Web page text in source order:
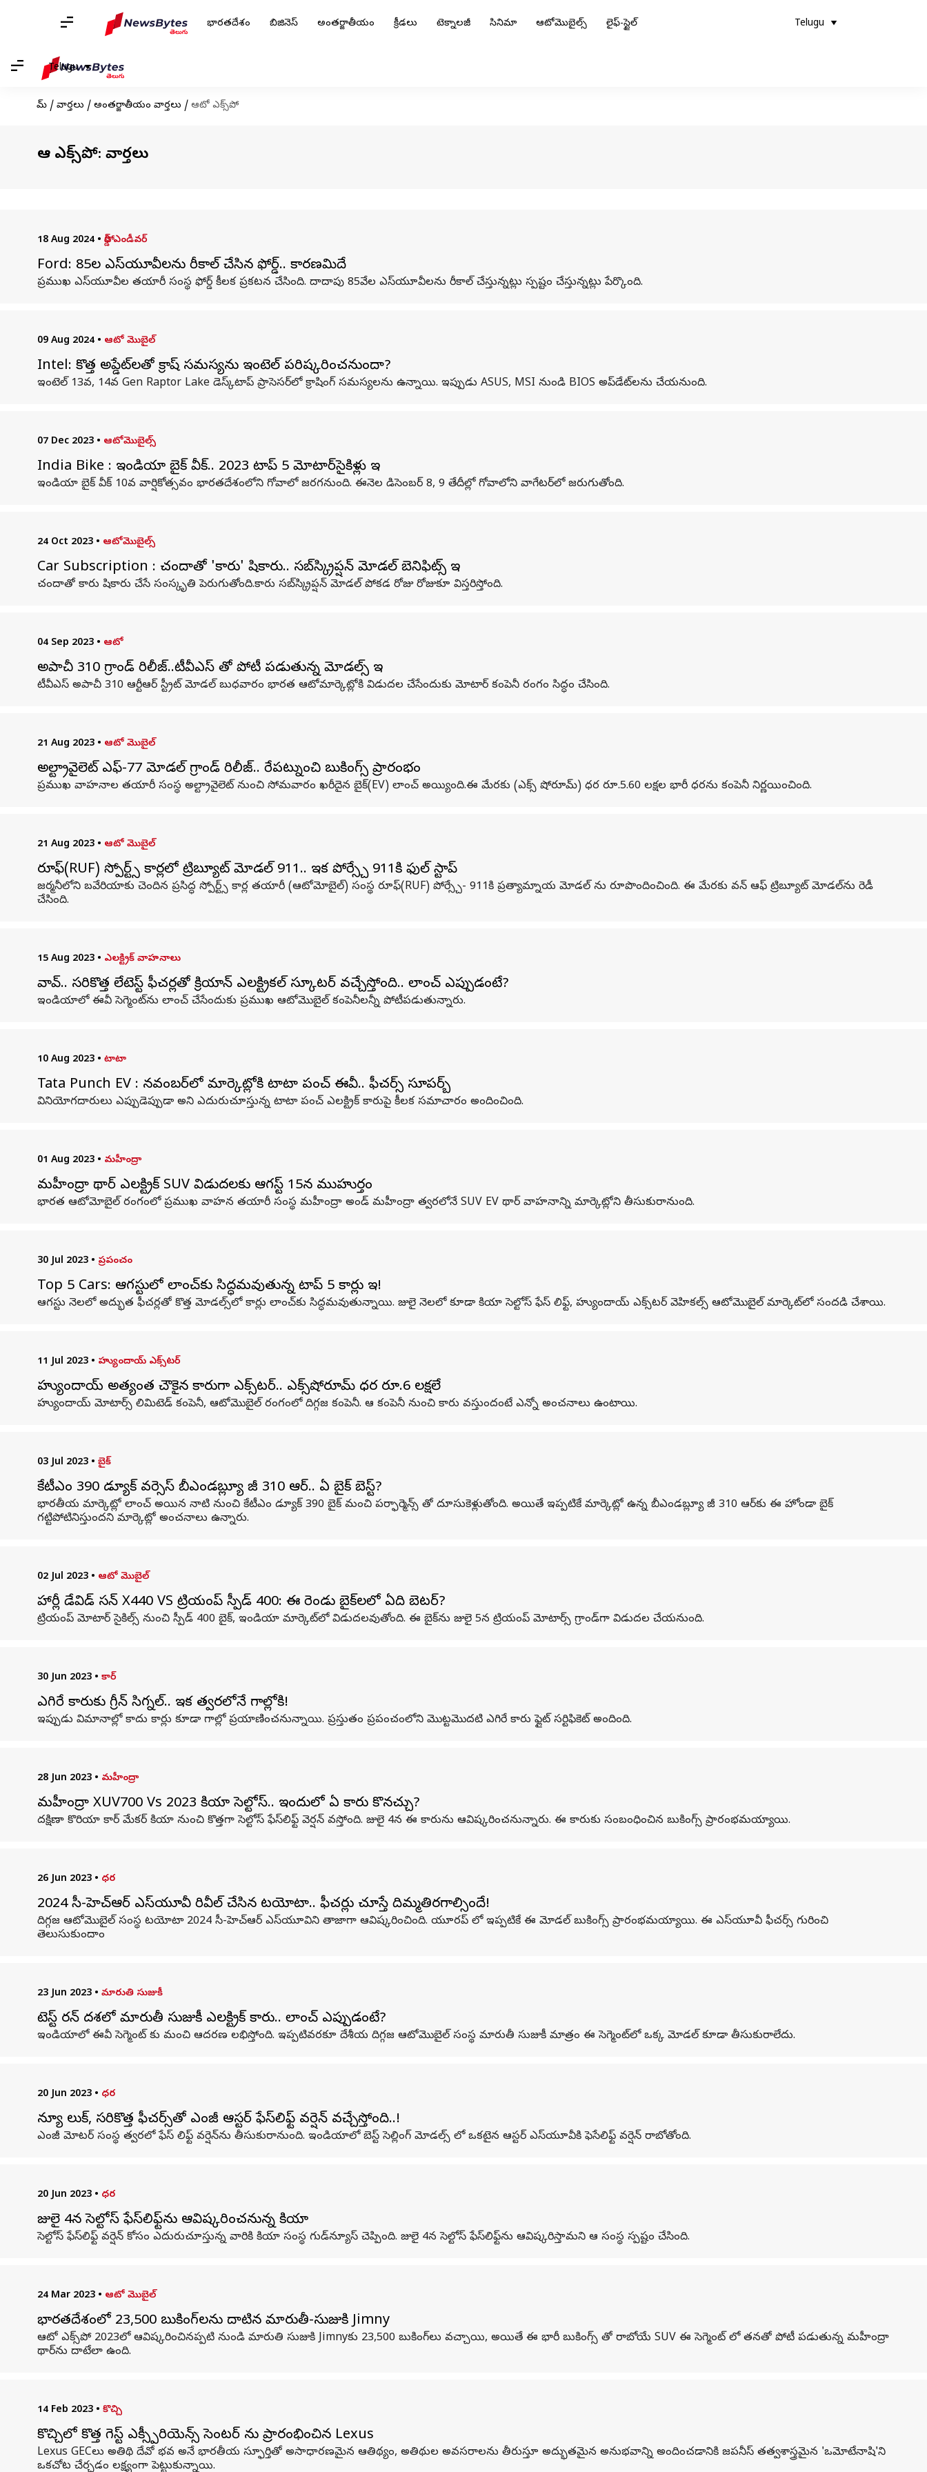
భారతదేశం బిజినెస్ అంతర్జాతీయం క్రీడలు టెక్నాలజీ సినిమా ఆటోమొబైల్స్ లైఫ్-స్టైల్ Telugu
Telugu
హోమ్ / వార్తలు / అంతర్జాతీయం వార్తలు / ఆటో ఎక్స్‌పో
ఆటో ఎక్స్‌పో: వార్తలు
18 Aug 2024 • ఫోర్డ్ ఎండీవర్
Ford: 85వేల ఎస్‌యూవీలను రీకాల్ చేసిన ఫోర్డ్.. కారణమిదే
ప్రముఖ ఎస్‌యూవీల తయారీ సంస్థ ఫోర్డ్ కీలక ప్రకటన చేసింది. దాదాపు 85వేల ఎస్‌యూవీలను రీకాల్ చేస్తున్నట్లు స్పష్టం చేస్తున్నట్లు పేర్కొంది.
09 Aug 2024 • ఆటో మొబైల్
Intel: కొత్త అప్డేట్‌లతో క్రాష్ సమస్యను ఇంటెల్ పరిష్కరించనుందా?
ఇంటెల్ 13వ, 14వ Gen Raptor Lake డెస్క్‌టాప్ ప్రాసెసర్‌లో క్రాషింగ్ సమస్యలను ఉన్నాయి. ఇప్పుడు ASUS, MSI నుండి BIOS అప్‌డేట్‌లను చేయనుంది.
07 Dec 2023 • ఆటోమొబైల్స్
India Bike : ఇండియా బైక్ వీక్.. 2023 టాప్ 5 మోటార్‌సైకిళ్లు ఇవే
ఇండియా బైక్ వీక్ 10వ వార్షికోత్సవం భారతదేశంలోని గోవాలో జరగనుంది. ఈనెల డిసెంబర్ 8, 9 తేదీల్లో గోవాలోని వాగేటర్‌లో జరుగుతోంది.
24 Oct 2023 • ఆటోమొబైల్స్
Car Subscription : చందాతో 'కారు' షికారు.. సబ్‌స్క్రిప్షన్‌ మోడల్‌ బెనిఫిట్స్ ఇవే
చందాతో కారు షికారు చేసే సంస్కృతి పెరుగుతోంది.కారు సబ్‌స్క్రిప్షన్‌ మోడల్‌ పోకడ రోజు రోజుకూ విస్తరిస్తోంది.
04 Sep 2023 • ఆటో
అపాచీ 310 గ్రాండ్ రిలీజ్..టీవీఎస్ తో పోటీ పడుతున్న మోడల్స్ ఇవే
టీవీఎస్ అపాచీ 310 ఆర్టీఆర్ స్ట్రీట్‌ మోడల్ బుధవారం భారత ఆటోమార్కెట్లోకి విడుదల చేసేందుకు మోటార్ కంపెనీ రంగం సిద్ధం చేసింది.
21 Aug 2023 • ఆటో మొబైల్
అల్ట్రావైలెట్ ఎఫ్-77 మోడల్ గ్రాండ్ రిలీజ్.. రేపట్నుంచి బుకింగ్స్ ప్రారంభం
ప్రముఖ వాహనాల తయారీ సంస్థ అల్ట్రావైలెట్ నుంచి సోమవారం ఖరీదైన బైక్(EV) లాంచ్ అయ్యింది.ఈ మేరకు (ఎక్స్ షోరూమ్) ధర రూ.5.60 లక్షల భారీ ధరను కంపెనీ నిర్ణయించింది.
21 Aug 2023 • ఆటో మొబైల్
రూఫ్(RUF) స్పోర్ట్స్ కార్లలో ట్రిబ్యూట్ మోడల్‌ 911.. ఇక పోర్స్చే 911కి ఫుల్ స్టాప్
జర్మనీలోని బవేరియాకు చెందిన ప్రసిద్ధ స్పోర్ట్స్ కార్ల తయారీ (ఆటోమోబైల్) సంస్థ రూఫ్(RUF) పోర్స్చే- 911కి ప్రత్యామ్నాయ మోడల్ ను రూపొందించింది. ఈ మేరకు వన్ ఆఫ్ ట్రిబ్యూట్ మోడల్‌ను రెడీ
చేసింది.
15 Aug 2023 • ఎలక్ట్రిక్ వాహనాలు
వావ్.. సరికొత్త లేటెస్ట్ ఫీచర్లతో క్రియాన్ ఎలక్ట్రికల్ స్కూటర్ వచ్చేస్తోంది.. లాంచ్ ఎప్పుడంటే?
ఇండియాలో ఈవీ సెగ్మెంట్‌ను లాంచ్ చేసేందుకు ప్రముఖ ఆటోమొబైల్ కంపెనీలన్నీ పోటీపడుతున్నారు.
10 Aug 2023 • టాటా
Tata Punch EV : నవంబర్‌లో మార్కెట్లోకి టాటా పంచ్ ఈవీ.. ఫీచర్స్ సూపర్బ్
వినియోగదారులు ఎప్పుడెప్పుడా అని ఎదురుచూస్తున్న టాటా పంచ్ ఎలక్ట్రిక్ కారుపై కీలక సమాచారం అందించింది.
01 Aug 2023 • మహీంద్రా
మహీంద్రా థార్ ఎలక్ట్రిక్ SUV విడుదలకు ఆగస్ట్ 15న ముహుర్తం
భారత ఆటోమోబైల్ రంగంలో ప్రముఖ వాహన తయారీ సంస్థ మహీంద్రా అండ్ మహీంద్రా త్వరలోనే SUV EV థార్ వాహనాన్ని మార్కెట్లోని తీసుకురానుంది.
30 Jul 2023 • ప్రపంచం
Top 5 Cars: ఆగస్టులో లాంచ్‌కు సిద్ధమవుతున్న టాప్ 5 కార్లు ఇవే!
ఆగస్టు నెలలో అద్భుత ఫీచర్లతో కొత్త మోడల్స్‌లో కార్లు లాంచ్‌కు సిద్ధమవుతున్నాయి. జులై నెలలో కూడా కియా సెల్టోస్ ఫేస్ లిఫ్ట్, హ్యుందాయ్ ఎక్స్‌టర్‌ వెహికల్స్ ఆటోమొబైల్ మార్కెట్‌లో సందడి చేశాయి.
11 Jul 2023 • హ్యుందాయ్ ఎక్స్‌టర్‌
హ్యుందాయ్ అత్యంత చౌకైన కారుగా ఎక్స్‌టర్‌.. ఎక్స్‌షోరూమ్‌ ధర రూ.6 లక్షలే
హ్యుందాయ్ మోటార్స్ లిమిటెడ్ కంపెనీ, ఆటోమొబైల్ రంగంలో దిగ్గజ కంపెనీ. ఆ కంపెనీ నుంచి కారు వస్తుందంటే ఎన్నో అంచనాలు ఉంటాయి.
03 Jul 2023 • బైక్
కేటీఎం 390 డ్యూక్ వర్సెస్ బీఎండబ్ల్యూ జీ 310 ఆర్.. ఏ బైక్ బెస్ట్?
భారతీయ మార్కెట్లో లాంచ్ అయిన నాటి నుంచి కేటీఎం డ్యూక్ 390 బైక్ మంచి పర్ఫార్మెన్స్ తో దూసుకెళ్లుతోంది. అయితే ఇప్పటికే మార్కెట్లో ఉన్న బీఎండబ్ల్యూ జీ 310 ఆర్‌కు ఈ హోండా బైక్
గట్టిపోటినిస్తుందని మార్కెట్లో అంచనాలు ఉన్నారు.
02 Jul 2023 • ఆటో మొబైల్
హార్లీ డేవిడ్ సన్ X440 VS ట్రియంప్ స్పీడ్ 400: ఈ రెండు బైక్‌లలో ఏది బెటర్?
ట్రియంప్ మోటార్ సైకిల్స్ నుంచి స్పీడ్ 400 బైక్, ఇండియా మార్కెట్‌లో విడుదలవు‌తోంది. ఈ బైక్‌ను జులై 5న ట్రియంప్ మోటార్స్ గ్రాండ్‌గా విడుదల చేయనుంది.
30 Jun 2023 • కార్
ఎగిరే కారుకు గ్రీన్ సిగ్నల్.. ఇక త్వరలోనే గాల్లోకి!
ఇప్పుడు విమానాల్లో కాదు కార్లు కూడా గాల్లో ప్రయాణించనున్నాయి. ప్రస్తుతం ప్రపంచంలోని మొట్టమొదటి ఎగిరే కారు ఫ్లైట్ సర్టిఫికెట్ అందింది.
28 Jun 2023 • మహీంద్రా
మహీంద్రా XUV700 Vs 2023 కియా సెల్టోస్.. ఇందులో ఏ కారు కొనచ్చు?
దక్షిణా కొరియా కార్ మేకర్ కియా నుంచి కొత్తగా సెల్టోస్ ఫేస్‌లిఫ్ట్ వెర్షన్ వస్తోంది. జులై 4న ఈ కారును ఆవిష్కరించనున్నారు. ఈ కారుకు సంబంధించిన బుకింగ్స్ ప్రారంభమయ్యాయి.
26 Jun 2023 • ధర
2024 సీ-హెచ్ఆర్ ఎస్‌యూవీ రివీల్ చేసిన టయోటా.. ఫీచర్లు చూస్తే దిమ్మతిరగాల్సిందే!
దిగ్గజ ఆటోమొబైల్ సంస్థ టయోటా 2024 సీ-హెచ్ఆర్ ఎస్‌యూవిని తాజాగా ఆవిష్కరించింది. యూరప్ లో ఇప్పటికే ఈ మోడల్ బుకింగ్స్ ప్రారంభమయ్యాయి. ఈ ఎస్‌యూవీ ఫీచర్స్ గురించి
తెలుసుకుందాం
23 Jun 2023 • మారుతి సుజుకీ
టెస్ట్​ రన్ దశలో మారుతీ సుజుకీ ఎలక్ట్రిక్ కారు.. లాంచ్ ఎప్పుడంటే?
ఇండియాలో ఈవీ సెగ్మెంట్ కు మంచి ఆదరణ లభిస్తోంది. ఇప్పటివరకూ దేశీయ దిగ్గజ ఆటోమొబైల్ సంస్థ మారుతీ సుజుకీ మాత్రం ఈ సెగ్మెంట్‌లో ఒక్క మోడల్ కూడా తీసుకురాలేదు.
20 Jun 2023 • ధర
న్యూ లుక్, సరికొత్త ఫీచర్స్‌తో ఎంజీ ఆస్టర్​ ఫేస్​లిఫ్ట్​ వర్షెన్ వచ్చేస్తోంది..!​
ఎంజీ మోటర్ సంస్థ త్వరలో ఫేస్ లిఫ్ట్ వర్షెన్‌ను తీసుకురానుంది. ఇండియాలో బెస్ట్ సెల్లింగ్ మోడల్స్ లో ఒకటైన ఆస్టర్ ఎస్‌యూవీకి ఫెసేలిఫ్ట్ వర్షెన్ రాబోతోంది.
20 Jun 2023 • ధర
జులై 4న సెల్టోస్ ఫేస్‌లిఫ్ట్‌ను ఆవిష్కరించనున్న కియా
సెల్టోస్ ఫేస్‌లిఫ్ట్ వర్షెన్ కోసం ఎదురుచూస్తున్న వారికి కియా సంస్థ గుడ్‌న్యూస్ చెప్పింది. జులై 4న సెల్టోస్ ఫేస్‌లిఫ్ట్‌ను ఆవిష్కరిస్తామని ఆ సంస్థ స్పష్టం చేసింది.
24 Mar 2023 • ఆటో మొబైల్
భారతదేశంలో 23,500 బుకింగ్‌లను దాటిన మారుతీ-సుజుకి Jimny
ఆటో ఎక్స్‌పో 2023లో ఆవిష్కరించినప్పటి నుండి మారుతి సుజుకి Jimnyకు 23,500 బుకింగ్‌లు వచ్చాయి, అయితే ఈ భారీ బుకింగ్స్ తో రాబోయే SUV ఈ సెగ్మెంట్ లో తనతో పోటీ పడుతున్న మహీంద్రా
థార్‌ను దాటేలా ఉంది.
14 Feb 2023 • కొచ్చి
కొచ్చిలో కొత్త గెస్ట్ ఎక్స్పీరియెన్స్ సెంటర్ ను ప్రారంభించిన Lexus
Lexus GECలు అతిథి దేవో భవ అనే భారతీయ స్ఫూర్తితో అసాధారణమైన ఆతిథ్యం, అతిథుల అవసరాలను తీరుస్తూ అద్భుతమైన అనుభవాన్ని అందించడానికి జపనీస్ తత్వశాస్త్రమైన 'ఒమోటేనాషి'ని
ఒకచోట చేర్చడం లక్ష్యంగా పెట్టుకున్నాయి.